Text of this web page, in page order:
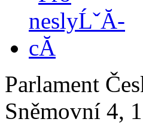
Parlament
Sněmovní 4,